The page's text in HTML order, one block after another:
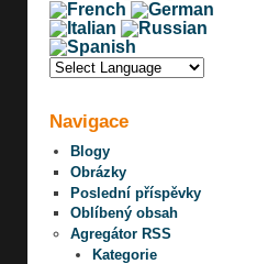
Navigace
Blogy
Obrázky
Poslední příspěvky
Oblíbený obsah
Agregátor RSS
Kategorie